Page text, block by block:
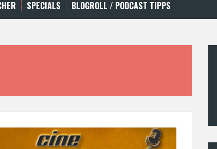
SPECIALS BLOGROLL / PODCAST TIPPS